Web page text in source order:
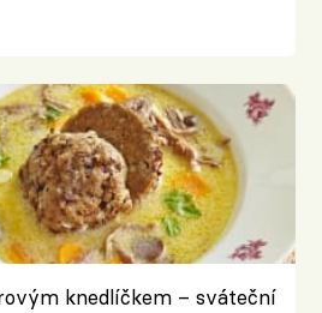
knedlíčkem – sváteční